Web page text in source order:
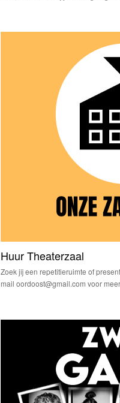
Huur Theaterzaal
Zoek jij een repetitieruimte of
mail oordoost@gmail.com voor